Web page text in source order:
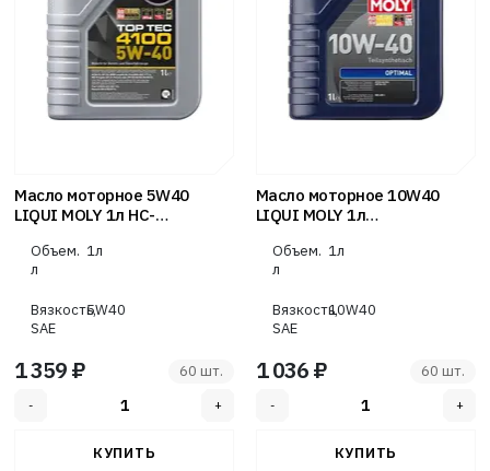
Масло моторное 5W40
LIQUI MOLY 1л НС-
Объем.
л
1л
Вязкость,
SAE
5W40
1 359 ₽ 60 шт.
Масло моторное 10W40
LIQUI MOLY 1л
Объем.
л
1л
Вязкость,
SAE
10W40
1 036 ₽ 60 шт.